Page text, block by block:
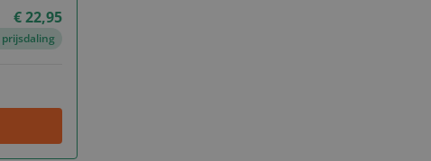
€ 22,95
prijsdaling